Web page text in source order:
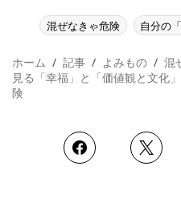
混ぜなきゃ危険 自分の
ホーム 記事 よみもの 混
見る「幸福」と「価値観と文化
険